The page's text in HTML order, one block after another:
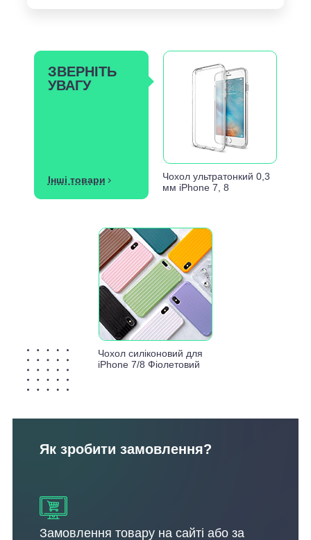
ЗВЕРНІТЬ
УВАГУ
Інші товари
Чохол ультратонкий 0,3
мм iPhone 7, 8
Чохол силіконовий для
iPhone 7/8 Фіолетовий
Як зробити замовлення?
Замовлення товару на сайті або за